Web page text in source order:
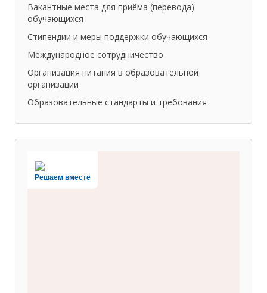
Вакантные места для приёма (перевода)
обучающихся
Стипендии и меры поддержки обучающихся
Международное сотрудничество
Организация питания в образовательной
организации
Образовательные стандарты и требования
Решаем вместе